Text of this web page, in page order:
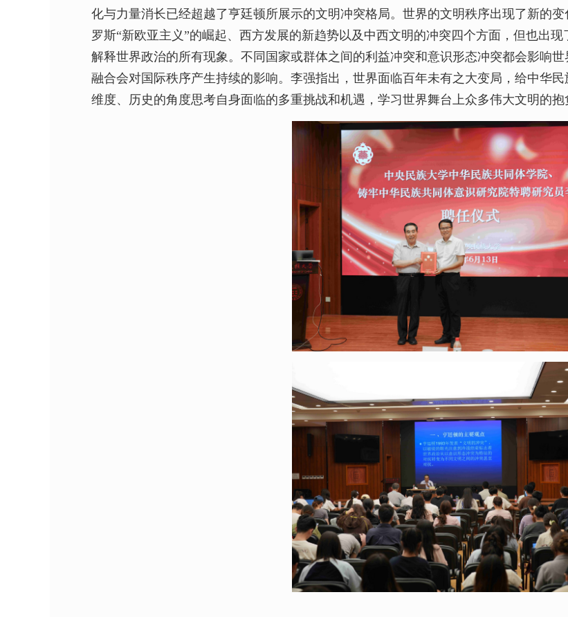
化与力量消长已经超越了亨廷顿所展示的文明冲突格局。世界的文明秩序出现了新的
罗斯“新欧亚主义”的崛起、西方发展的新趋势以及中西文明的冲突四个方面，但也出
解释世界政治的所有现象。不同国家或群体之间的利益冲突和意识形态冲突都会影响
融合会对国际秩序产生持续的影响。李强指出，世界面临百年未有之大变局，给中华
维度、历史的角度思考自身面临的多重挑战和机遇，学习世界舞台上众多伟大文明的抱